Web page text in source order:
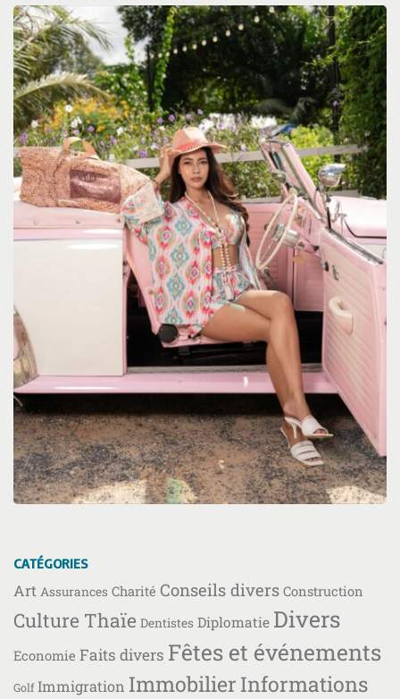
CATÉGORIES
Art Assurances Charité Conseils divers Construction
Culture Thaïe Dentistes Diplomatie Divers
Economie Faits divers Fêtes et événements
Golf Immigration Immobilier Informations